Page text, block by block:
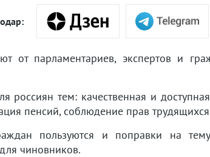
от парламентариев, экспертов и
россиян тем: качественная и
пенсий, соблюдение прав
пользуются и поправки на
чиновников.